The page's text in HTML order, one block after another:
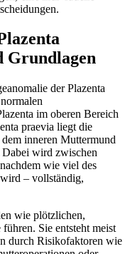
Grundlagen
der Plazenta
im oberen Bereich
praevia liegt die
inneren Muttermund
wird zwischen
wie viel des
– vollständig,
wie plötzlichen,
Sie entsteht meist
durch Risikofaktoren wie